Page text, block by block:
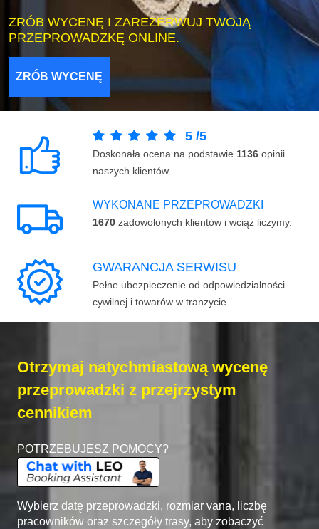
ZRÓB WYCENĘ I ZAREZERWUJ TWOJĄ
PRZEPROWADZKĘ ONLINE.
ZRÓB WYCENĘ
5 /5
Doskonała ocena na podstawie 1136 opinii
naszych klientów.
WYKONANE PRZEPROWADZKI
1670 zadowolonych klientów i wciąż liczymy.
GWARANCJA SERWISU
Pełne ubezpieczenie od odpowiedzialności
cywilnej i towarów w tranzycie.
Otrzymaj natychmiastową wycenę
przeprowadzki z przejrzystym
cennikiem
POTRZEBUJESZ POMOCY?
Wybierz datę przeprowadzki, rozmiar vana, liczbę
pracowników oraz szczegóły trasy, aby zobaczyć